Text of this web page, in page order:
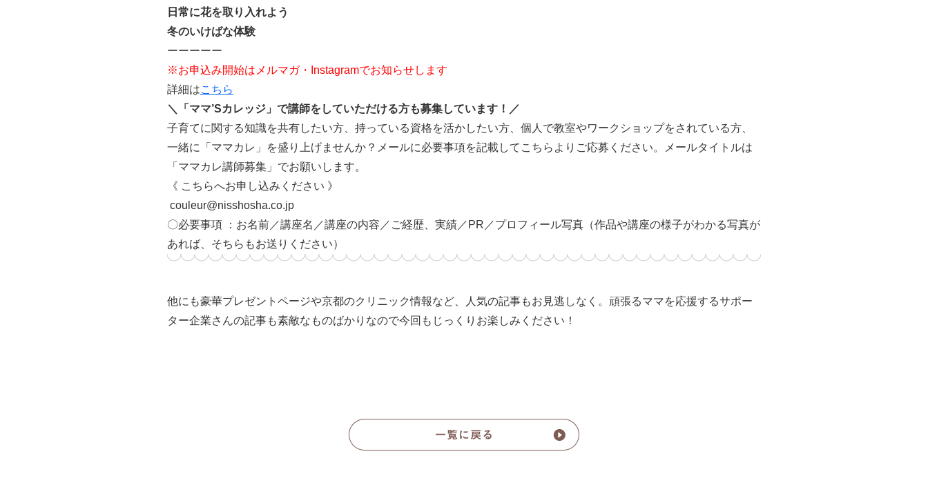
日常に花を取り入れよう
冬のいけばな体験
ーーーーー
※お申込み開始はメルマガ・Instagramでお知らせします
詳細はこちら
＼「ママ’Sカレッジ」で講師をしていただける方も募集しています！／
子育てに関する知識を共有したい方、持っている資格を活かしたい方、個人で教室やワークショップをされている方、
一緒に「ママカレ」を盛り上げませんか？メールに必要事項を記載してこちらよりご応募ください。メールタイトルは
「ママカレ講師募集」でお願いします。
《 こちらへお申し込みください 》
couleur@nisshosha.co.jp
〇必要事項 ：お名前／講座名／講座の内容／ご経歴、実績／PR／プロフィール写真（作品や講座の様子がわかる写真が
あれば、そちらもお送りください）
他にも豪華プレゼントページや京都のクリニック情報など、人気の記事もお見逃しなく。頑張るママを応援するサポー
ター企業さんの記事も素敵なものばかりなので今回もじっくりお楽しみください！